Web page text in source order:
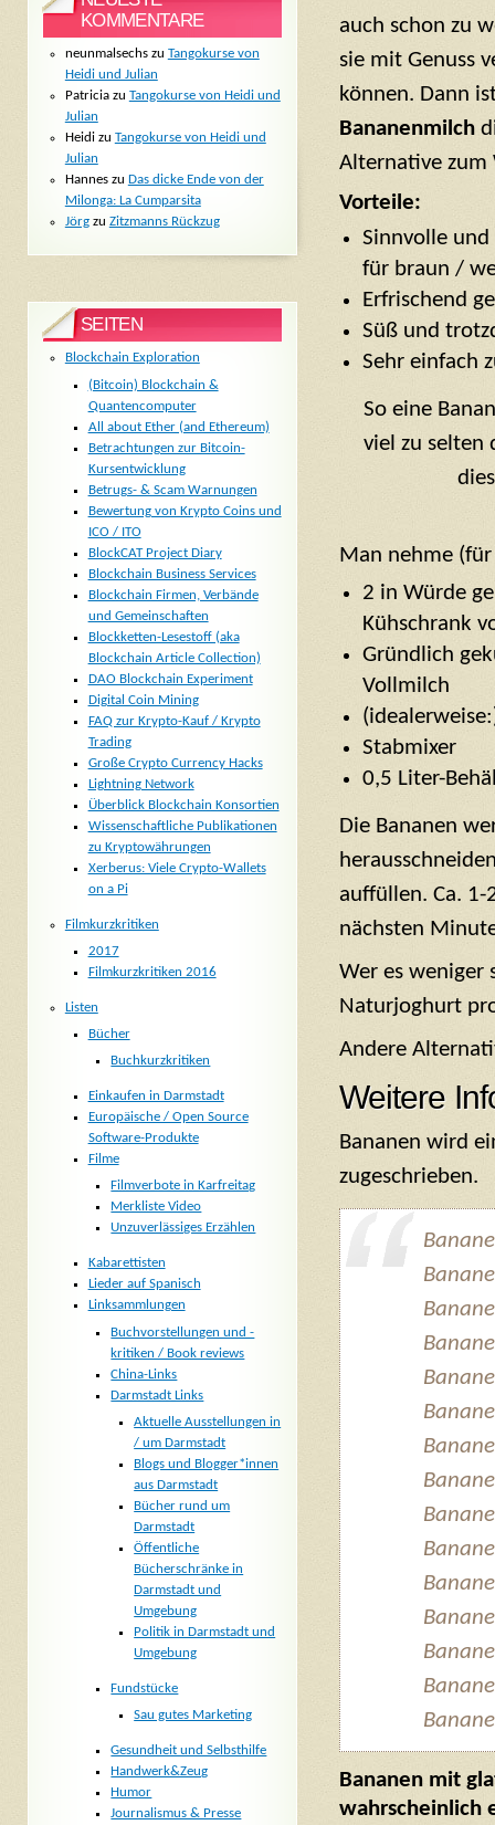
auch schon zu
sie mit Genuss
können. Dann
Bananenmilch
Alternative zum
Vorteile:
Sinnvolle
für braun /
Erfrischend
Süß und
Sehr einfach
So eine
viel zu selten
Man nehme
2 in Würde
Kühschrank
Gründlich
Vollmilch
Stabmixer
0,5 Liter-
Die Bananen
auffüllen. Ca. 1-
nächsten
Wer es weniger
Naturjoghurt
Andere
Weitere
Bananen wird
zugeschrieben.
Bananen mit
wahrscheinlich
KOMMENTARE
neunmalsechszu Tangokurse von
Heidi und Julian
Patriciazu Tangokurse von Heidi und
Julian
Heidizu Tangokurse von Heidi und
Julian
Hanneszu Das dicke Ende von der
Milonga: La Cumparsita
Jörgzu Zitzmanns Rückzug
SEITEN
Blockchain Exploration
(Bitcoin) Blockchain &
Quantencomputer
All about Ether (and Ethereum)
Betrachtungen zur Bitcoin-
Kursentwicklung
Betrugs- & Scam Warnungen
Bewertung von Krypto Coins und
ICO / ITO
BlockCAT Project Diary
Blockchain Business Services
Blockchain Firmen, Verbände
und Gemeinschaften
Blockketten-Lesestoff (aka
Blockchain Article Collection)
DAO Blockchain Experiment
Digital Coin Mining
FAQ zur Krypto-Kauf / Krypto
Trading
Große Crypto Currency Hacks
Lightning Network
Überblick Blockchain Konsortien
Wissenschaftliche Publikationen
zu Kryptowährungen
Xerberus: Viele Crypto-Wallets
on a Pi
Filmkurzkritiken
2017
Filmkurzkritiken 2016
Listen
Bücher
Buchkurzkritiken
Einkaufen in Darmstadt
Europäische / Open Source
Software-Produkte
Filme
Filmverbote in Karfreitag
Merkliste Video
Unzuverlässiges Erzählen
Kabarettisten
Lieder auf Spanisch
Linksammlungen
Buchvorstellungen und -
kritiken / Book reviews
China-Links
Darmstadt Links
Aktuelle Ausstellungen in
/ um Darmstadt
Blogs und Blogger*innen
aus Darmstadt
Bücher rund um
Darmstadt
Öffentliche
Bücherschränke in
Darmstadt und
Umgebung
Politik in Darmstadt und
Umgebung
Fundstücke
Sau gutes Marketing
Gesundheit und Selbsthilfe
Handwerk&Zeug
Humor
Journalismus & Presse